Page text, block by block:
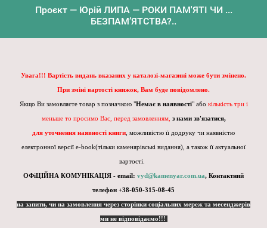
Проєкт — Юрій ЛИПА — РОКИ ПАМ'ЯТІ ЧИ ...
БЕЗПАМ’ЯТСТВА?..
Увага!!! Вартість видань вказаних у каталозі-магазині може бути змінено.
При зміні вартості книжок, Вам буде повідомлено.
Якщо Ви замовляєте товар з позначкою "Немає в наявності" або кількість три і
меньше то просимо Вас, перед замовленням, з нами зв'язатися,
для уточнення наявності книги , можливістю її додруку чи наявністю
електронної версії e-book(тільки каменярівські видання), а також її актуальної
вартості.
ОФіЦІЙНА КОМУНІКАЦІЯ - email: vyd@kamenyar.com.ua, Контактний
телефон +38-050-315-08-45
на запити, чи на замовлення через сторінки соціальних мереж та месенджерів
ми не відповідаємо!!!